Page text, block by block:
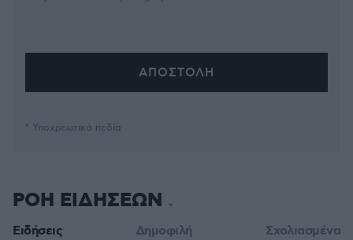
* Υποχρεωτικά πεδία
ΡΟΗ ΕΙΔΗΣΕΩΝ
Ειδήσεις Δημοφιλή Σχολιασμένα